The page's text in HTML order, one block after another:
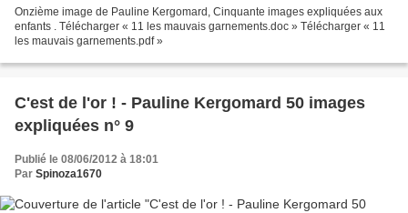
Onzième image de Pauline Kergomard, Cinquante images expliquées aux
enfants . Télécharger « 11 les mauvais garnements.doc » Télécharger « 11
les mauvais garnements.pdf »
C'est de l'or ! - Pauline Kergomard 50 images
expliquées n° 9
Publié le 08/06/2012 à 18:01
Par Spinoza1670